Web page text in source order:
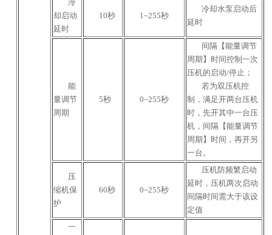
冷
却启动
延时
10秒 1~255秒
冷却水泵启动后
延时
能
量调节
周期
5秒 0~255秒
间隔【能量调节
周期】时间控制一次
压机的启动/停止；
若为双压机控
制，满足开两台压机
时，先开其中一台压
机，间隔【能量调节
周期】时间，再开另
一台。
压
缩机保
护
60秒 0~255秒
压机防频繁启动
延时，压机两次启动
间隔时间需大于该设
定值
一